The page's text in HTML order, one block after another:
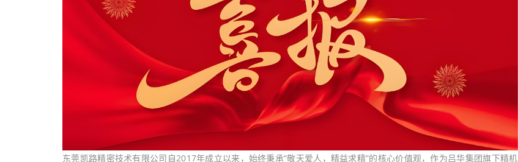
东莞凯路精密技术有限公司自2017年成立以来，始终秉承“敬天爱人，精益求精”的核心价值观，作为吕华集团旗下精机